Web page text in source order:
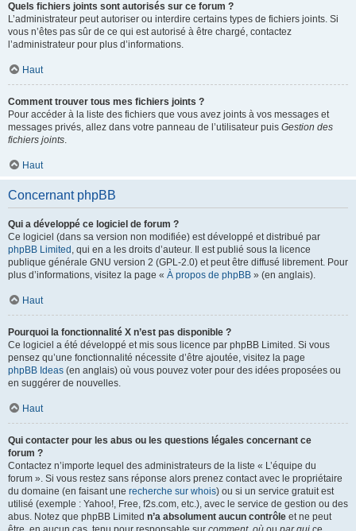
Quels fichiers joints sont autorisés sur ce forum ?
L’administrateur peut autoriser ou interdire certains types de fichiers joints. Si
vous n’êtes pas sûr de ce qui est autorisé à être chargé, contactez
l’administrateur pour plus d’informations.
Haut
Comment trouver tous mes fichiers joints ?
Pour accéder à la liste des fichiers que vous avez joints à vos messages et
messages privés, allez dans votre panneau de l’utilisateur puis Gestion des
fichiers joints.
Haut
Concernant phpBB
Qui a développé ce logiciel de forum ?
Ce logiciel (dans sa version non modifiée) est développé et distribué par
phpBB Limited , qui en a les droits d’auteur. Il est publié sous la licence
publique générale GNU version 2 (GPL-2.0) et peut être diffusé librement. Pour
plus d’informations, visitez la page « À propos de phpBB » (en anglais).
Haut
Pourquoi la fonctionnalité X n’est pas disponible ?
Ce logiciel a été développé et mis sous licence par phpBB Limited. Si vous
pensez qu’une fonctionnalité nécessite d’être ajoutée, visitez la page
phpBB Ideas (en anglais) où vous pouvez voter pour des idées proposées ou
en suggérer de nouvelles.
Haut
Qui contacter pour les abus ou les questions légales concernant ce
forum ?
Contactez n’importe lequel des administrateurs de la liste « L’équipe du
forum ». Si vous restez sans réponse alors prenez contact avec le propriétaire
du domaine (en faisant une recherche sur whois) ou si un service gratuit est
utilisé (exemple : Yahoo!, Free, f2s.com, etc.), avec le service de gestion ou des
abus. Notez que phpBB Limited n’a absolument aucun contrôle et ne peut